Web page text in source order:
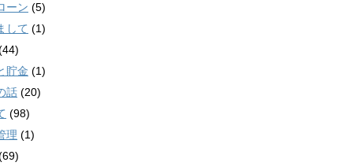
ーン (5)
して (1)
貯金 (1)
話 (20)
(98)
理 (1)